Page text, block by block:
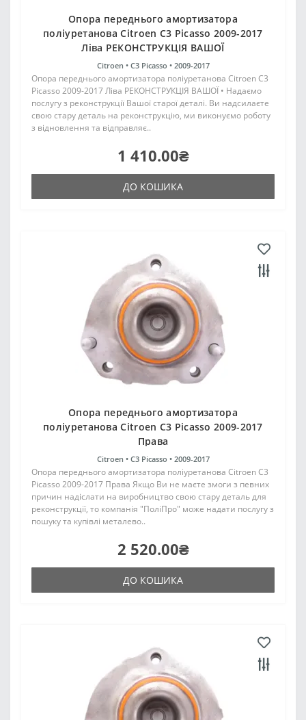
Опора переднього амортизатора
поліуретанова Citroen C3 Picasso 2009-2017
Ліва РЕКОНСТРУКЦІЯ ВАШОЇ
Citroen • C3 Picasso • 2009-2017
Опора переднього амортизатора поліуретанова Citroen C3
Picasso 2009-2017 Ліва РЕКОНСТРУКЦІЯ ВАШОЇ • Надаємо
послугу з реконструкції Вашої старої деталі. Ви надсилаєте
свою стару деталь на реконструкцію, ми виконуємо роботу
з відновлення та відправляє..
1 410.00₴
ДО КОШИКА
Опора переднього амортизатора
поліуретанова Citroen C3 Picasso 2009-2017
Права
Citroen • C3 Picasso • 2009-2017
Опора переднього амортизатора поліуретанова Citroen C3
Picasso 2009-2017 Права Якщо Ви не маєте змоги з певних
причин надіслати на виробництво свою стару деталь для
реконструкції, то компанія "ПоліПро" може надати послугу з
пошуку та купівлі металево..
2 520.00₴
ДО КОШИКА